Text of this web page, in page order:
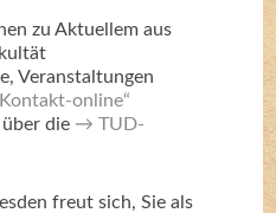
zu Aktuellem aus
Veranstaltungen
online“
die
TUD-
freut sich, Sie als